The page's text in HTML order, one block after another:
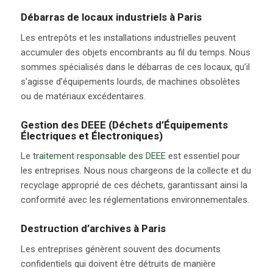
Débarras de locaux industriels à Paris
Les entrepôts et les installations industrielles peuvent
accumuler des objets encombrants au fil du temps. Nous
sommes spécialisés dans le débarras de ces locaux, qu’il
s’agisse d’équipements lourds, de machines obsolètes
ou de matériaux excédentaires.
Gestion des DEEE (Déchets d’Équipements
Électriques et Électroniques)
Le traitement responsable des DEEEest essentiel pour
les entreprises. Nous nous chargeons de la collecte et du
recyclage approprié de ces déchets, garantissant ainsi la
conformité avec les réglementations environnementales.
Destruction d’archives à Paris
Les entreprises génèrent souvent des documents
confidentiels qui doivent être détruits de manière